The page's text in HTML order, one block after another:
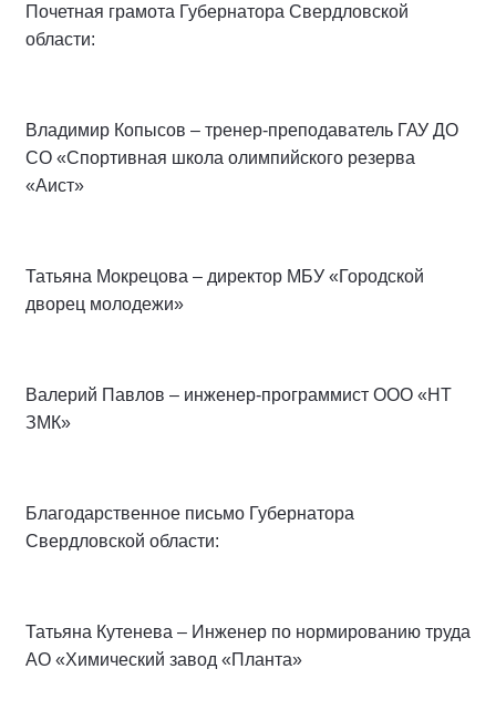
Почетная грамота Губернатора Свердловской
области:
Владимир Копысов – тренер-преподаватель ГАУ ДО
СО «Спортивная школа олимпийского резерва
«Аист»
Татьяна Мокрецова – директор МБУ «Городской
дворец молодежи»
Валерий Павлов – инженер-программист ООО «НТ
ЗМК»
Благодарственное письмо Губернатора
Свердловской области:
Татьяна Кутенева – Инженер по нормированию труда
АО «Химический завод «Планта»